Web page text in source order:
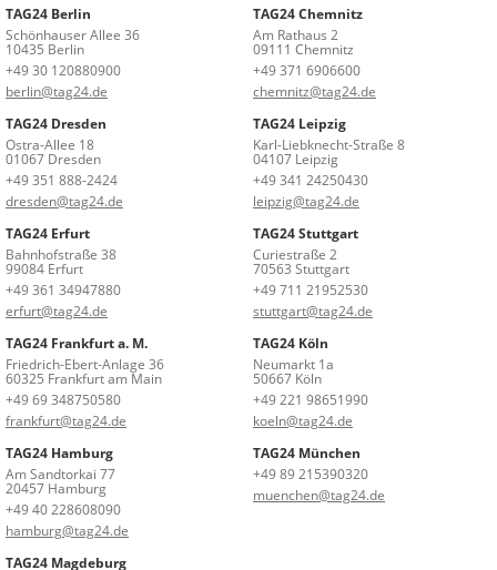
TAG24 Berlin
Schönhauser Allee 36
10435 Berlin
+49 30 120880900
berlin@tag24.de
TAG24 Chemnitz
Am Rathaus 2
09111 Chemnitz
+49 371 6906600
chemnitz@tag24.de
TAG24 Dresden
Ostra-Allee 18
01067 Dresden
+49 351 888-2424
dresden@tag24.de
TAG24 Leipzig
Karl-Liebknecht-Straße 8
04107 Leipzig
+49 341 24250430
leipzig@tag24.de
TAG24 Erfurt
Bahnhofstraße 38
99084 Erfurt
+49 361 34947880
erfurt@tag24.de
TAG24 Stuttgart
Curiestraße 2
70563 Stuttgart
+49 711 21952530
stuttgart@tag24.de
TAG24 Frankfurt a. M.
Friedrich-Ebert-Anlage 36
60325 Frankfurt am Main
+49 69 348750580
frankfurt@tag24.de
TAG24 Köln
Neumarkt 1a
50667 Köln
+49 221 98651990
koeln@tag24.de
TAG24 Hamburg
Am Sandtorkai 77
20457 Hamburg
+49 40 228608090
hamburg@tag24.de
TAG24 München
+49 89 215390320
muenchen@tag24.de
TAG24 Magdeburg